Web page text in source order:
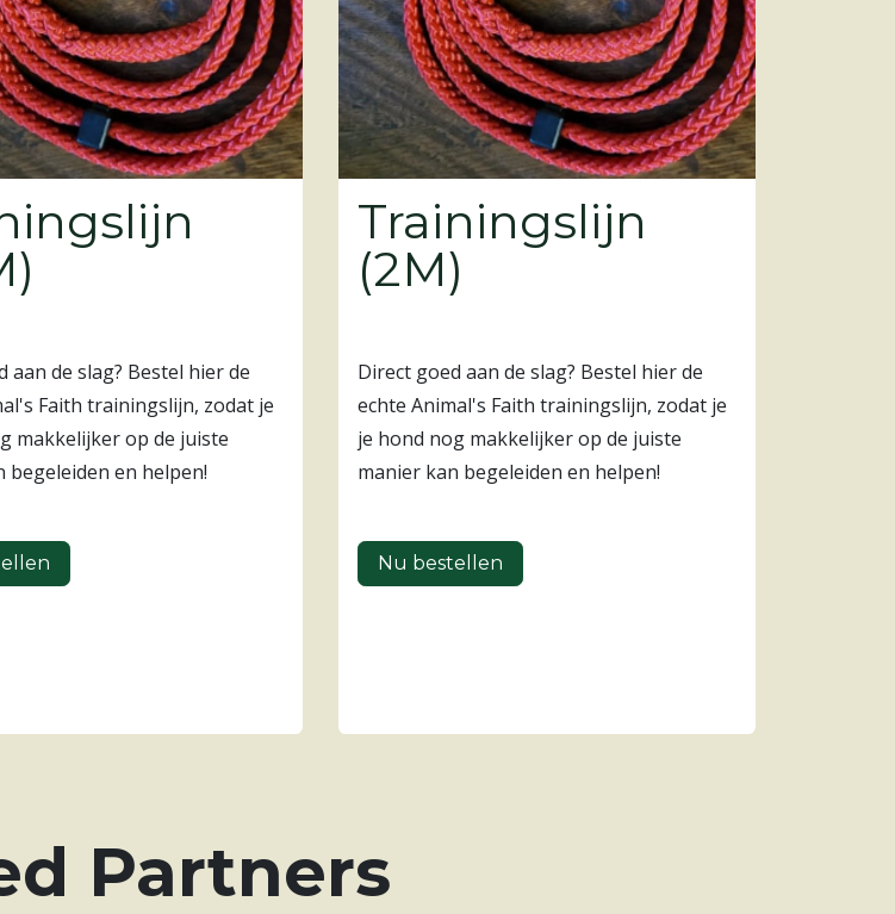
aan de slag? Bestel hier de
Faith trainingslijn, zodat je
makkelijker op de juiste
begeleiden en helpen!
Trainingslijn
(2M)
Direct goed aan de slag? Bestel hier de
echte Animal's Faith trainingslijn, zodat je
je hond nog makkelijker op de juiste
manier kan begeleiden en helpen!
Nu bestellen
Partners